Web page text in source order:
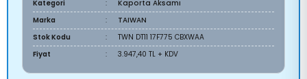
Kategori
Kaporta Aksamı
Marka
TAIWAN
Stok Kodu
TWN DT11 17F775 CBXWAA
Fiyat
3.947,40 TL + KDV